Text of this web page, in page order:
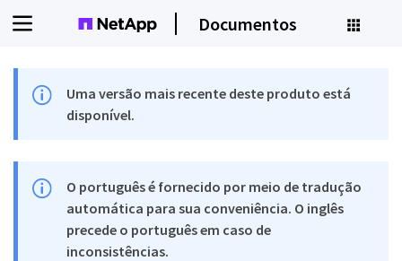
Documentos
Uma versão mais recente deste produto está
disponível.
O português é fornecido por meio de tradução
automática para sua conveniência. O inglês
precede o português em caso de
inconsistências.